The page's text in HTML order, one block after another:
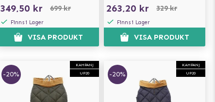
349,50 kr 699 kr
Finns i Lager
VISA PRODUKT
263,20 kr 329 kr
Finns i Lager
VISA PRODUKT
KAMPANJ
UP20
-20%
KAMPANJ
UP20
-20%